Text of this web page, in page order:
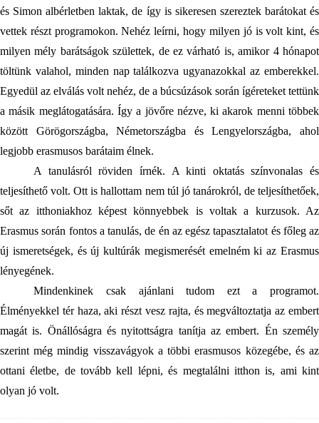
és Simon albérletben laktak, de így is sikeresen szereztek barátokat és
vettek részt programokon. Nehéz leírni, hogy milyen jó is volt kint, és
milyen mély barátságok születtek, de ez várható is, amikor 4 hónapot
töltünk valahol, minden nap találkozva ugyanazokkal az emberekkel.
Egyedül az elválás volt nehéz, de a búcsúzások során ígéreteket tettünk
a másik meglátogatására. Így a jövőre nézve, ki akarok menni többek
között Görögországba, Németországba és Lengyelországba, ahol
legjobb erasmusos barátaim élnek.
A tanulásról röviden írnék. A kinti oktatás színvonalas és
teljesíthető volt. Ott is hallottam nem túl jó tanárokról, de teljesíthetőek,
sőt az itthoniakhoz képest könnyebbek is voltak a kurzusok. Az
Erasmus során fontos a tanulás, de én az egész tapasztalatot és főleg az
új ismeretségek, és új kultúrák megismerését emelném ki az Erasmus
lényegének.
Mindenkinek csak ajánlani tudom ezt a programot.
Élményekkel tér haza, aki részt vesz rajta, és megváltoztatja az embert
magát is. Önállóságra és nyitottságra tanítja az embert. Én személy
szerint még mindig visszavágyok a többi erasmusos közegébe, és az
ottani életbe, de tovább kell lépni, és megtalálni itthon is, ami kint
olyan jó volt.